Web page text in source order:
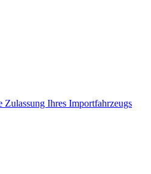
Zulassung Ihres Importfahrzeugs